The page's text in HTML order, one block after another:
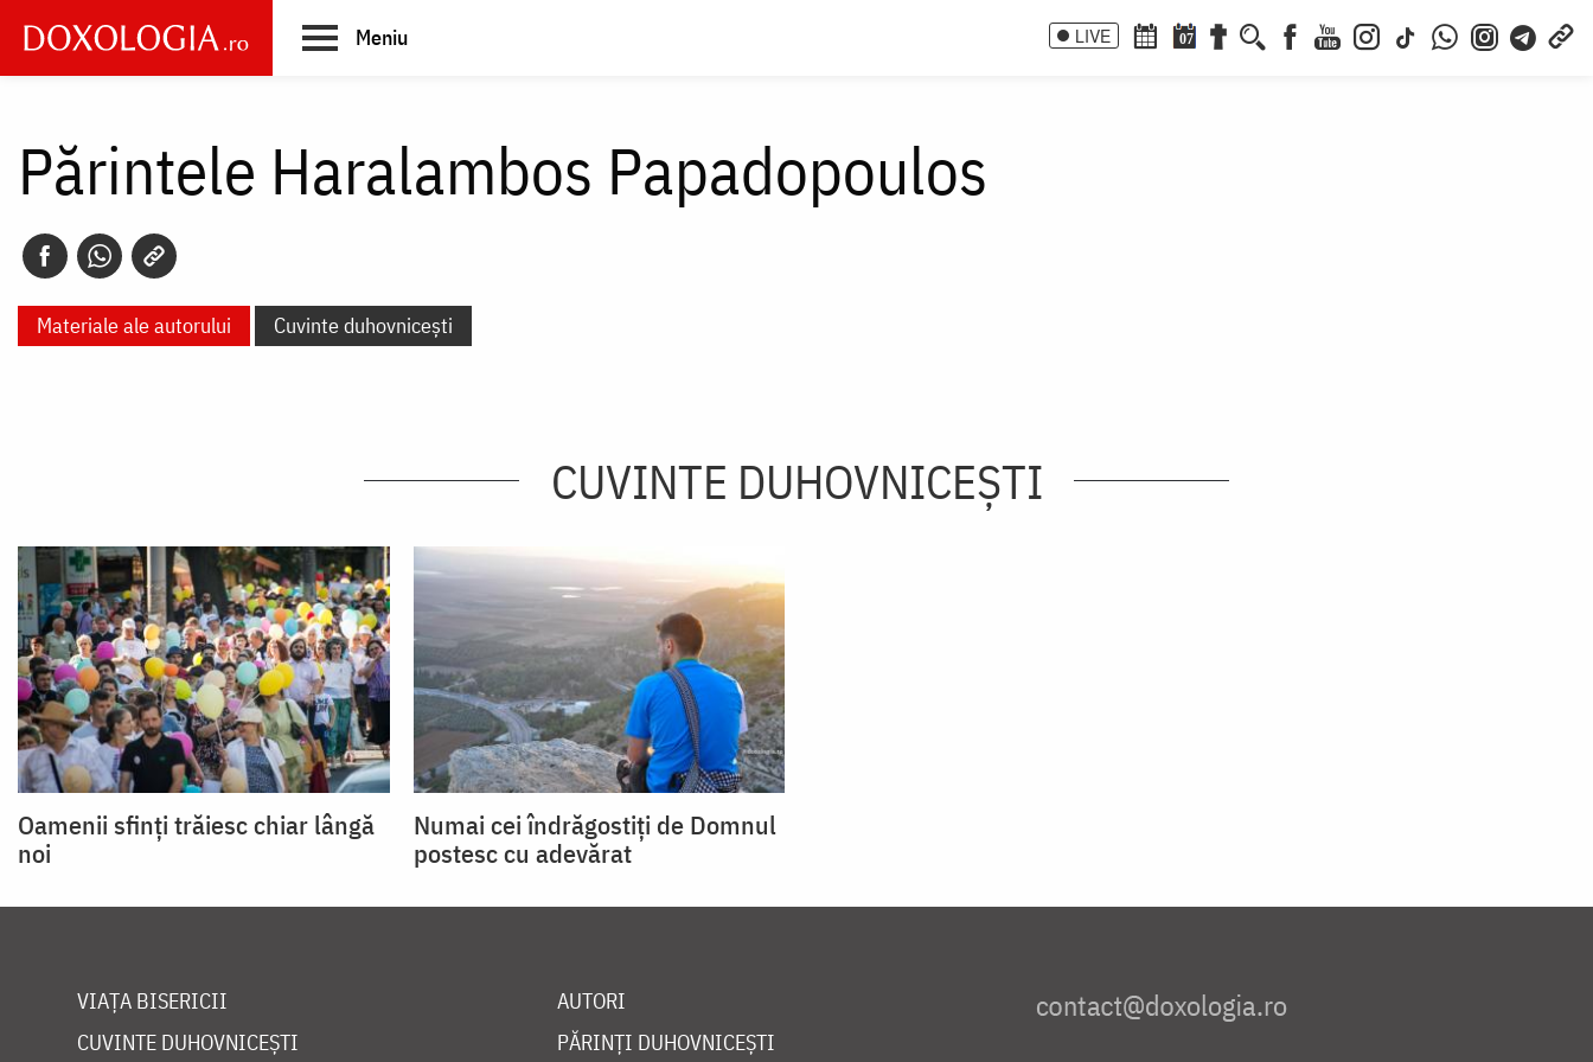
main
Meniu LIVE 07
Părintele Haralambos Papadopoulos
Materiale ale autorului Cuvinte duhovnicești
CUVINTE DUHOVNICEȘTI
Oamenii sfinți trăiesc chiar lângă
noi
Numai cei îndrăgostiți de Domnul
postesc cu adevărat
VIAȚA BISERICII
CUVINTE DUHOVNICEȘTI
AUTORI
PĂRINȚI DUHOVNICEȘTI